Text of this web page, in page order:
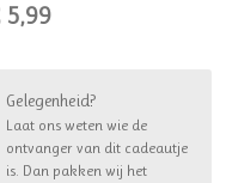
5,99
Gelegenheid?
Laat ons weten wie de
ontvanger van dit cadeautje
is. Dan pakken wij het